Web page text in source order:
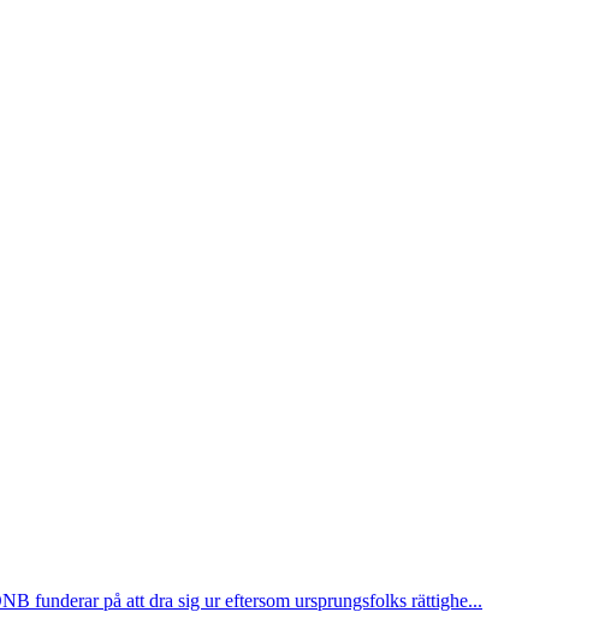
funderar på att dra sig ur eftersom ursprungsfolks rättighe...